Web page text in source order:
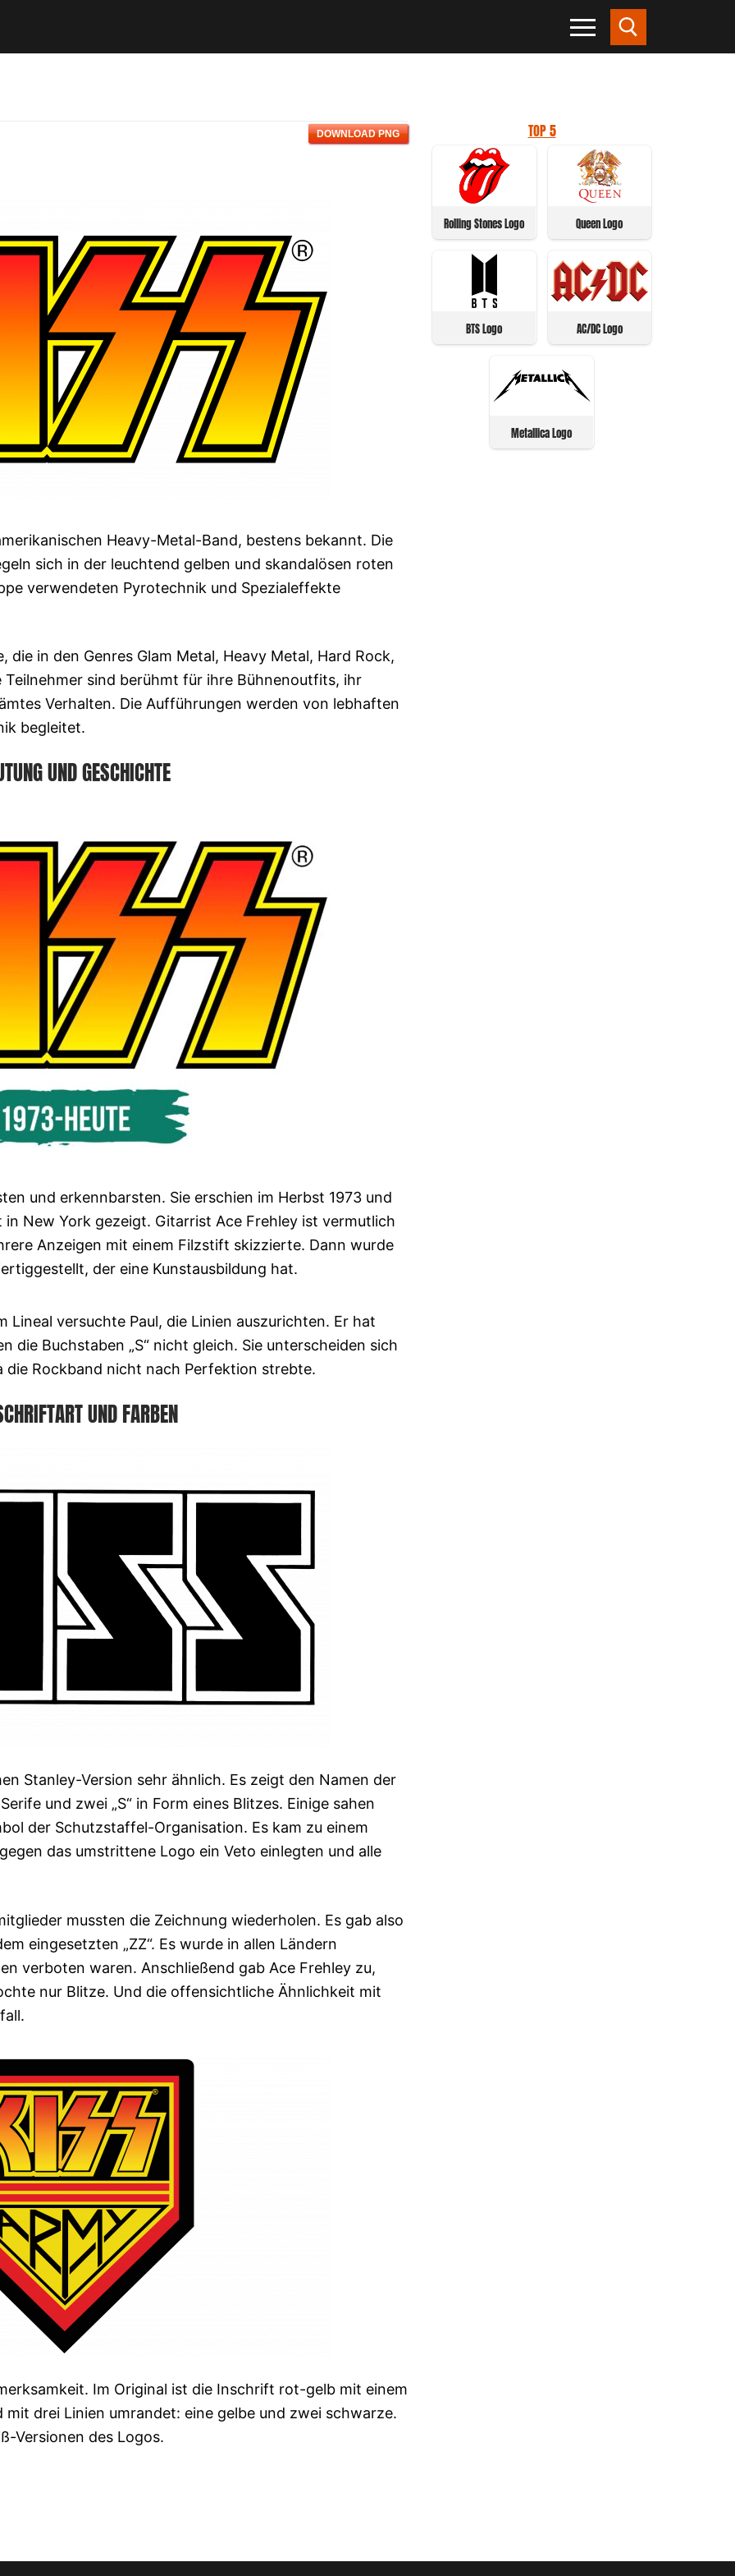
DOWNLOAD PNG
Heavy-Metal-Band, bestens bekannt. Die
sich in der leuchtend gelben und skandalösen roten
verwendeten Pyrotechnik und Spezialeffekte
die in den Genres Glam Metal, Heavy Metal, Hard Rock,
sind berühmt für ihre Bühnenoutfits, ihr
Verhalten. Die Aufführungen werden von lebhaften
begleitet.
UND GESCHICHTE
und erkennbarsten. Sie erschien im Herbst 1973 und
New York gezeigt. Gitarrist Ace Frehley ist vermutlich
Anzeigen mit einem Filzstift skizzierte. Dann wurde
der eine Kunstausbildung hat.
versuchte Paul, die Linien auszurichten. Er hat
die Buchstaben „S“ nicht gleich. Sie unterscheiden sich
Rockband nicht nach Perfektion strebte.
UND FARBEN
Stanley-Version sehr ähnlich. Es zeigt den Namen der
und zwei „S“ in Form eines Blitzes. Einige sahen
der Schutzstaffel-Organisation. Es kam zu einem
das umstrittene Logo ein Veto einlegten und alle
mussten die Zeichnung wiederholen. Es gab also
eingesetzten „ZZ“. Es wurde in allen Ländern
verboten waren. Anschließend gab Ace Frehley zu,
nur Blitze. Und die offensichtliche Ähnlichkeit mit
Im Original ist die Inschrift rot-gelb mit einem
drei Linien umrandet: eine gelbe und zwei schwarze.
Versionen des Logos.
TOP 5
Rolling Stones Logo Queen Logo
BTS Logo AC/DC Logo
Metallica Logo